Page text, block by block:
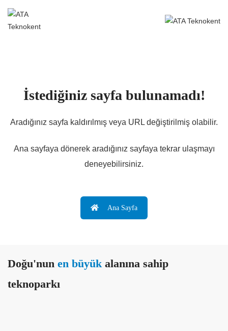
İstediğiniz sayfa bulunamadı!
Aradığınız sayfa kaldırılmış veya URL değiştirilmiş olabilir.
Ana sayfaya dönerek aradığınız sayfaya tekrar ulaşmayı
deneyebilirsiniz.
Ana Sayfa
Doğu'nun en büyükalanına sahip
teknoparkı